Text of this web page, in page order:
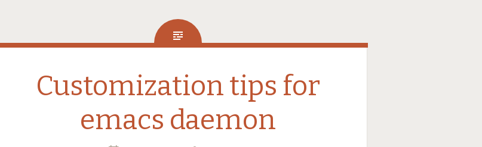
Customization tips for
emacs daemon